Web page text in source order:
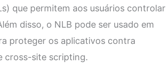
que permitem aos usuários controlar
disso, o NLB pode ser usado em
proteger os aplicativos contra
cross-site scripting.